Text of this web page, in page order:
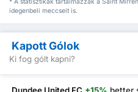
idegenbeli meccseit is.
Kapott Gólok
Ki fog gólt kapni?